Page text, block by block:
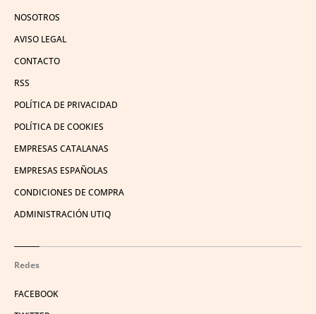
NOSOTROS
AVISO LEGAL
CONTACTO
RSS
POLÍTICA DE PRIVACIDAD
POLÍTICA DE COOKIES
EMPRESAS CATALANAS
EMPRESAS ESPAÑOLAS
CONDICIONES DE COMPRA
ADMINISTRACIÓN UTIQ
Redes
FACEBOOK